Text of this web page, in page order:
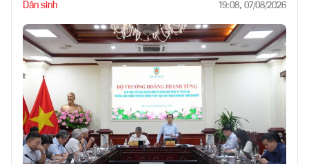
Dân sinh 19:08, 07/08/2026